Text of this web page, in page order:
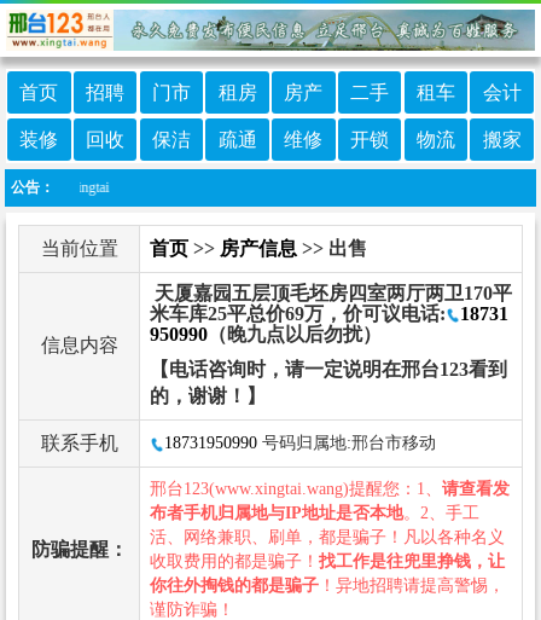
首页 招聘 门市 租房 房产 二手 租车 会计
装修 回收 保洁 疏通 维修 开锁 物流 搬家
公告：
信：cnxingtai
当前位置 首页 >> 房产信息 >> 出售
信息内容
天厦嘉园五层顶毛坯房四室两厅两卫170平
米车库25平总价69万，价可议电话:
18731
950990 （晚九点以后勿扰）
【电话咨询时，请一定说明在邢台123看到
的，谢谢！】
联系手机 18731950990 号码归属地:邢台市移动
防骗提醒：
邢台123(www.xingtai.wang)提醒您：1、 请查看发
布者手机归属地与IP地址是否本地。2、手工
活、网络兼职、刷单，都是骗子！凡以各种名义
收取费用的都是骗子！ 找工作是往兜里挣钱，让
你往外掏钱的都是骗子 ！异地招聘请提高警惕，
谨防诈骗！